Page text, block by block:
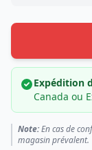
Expédition
Canada ou
Note:En cas de
magasin prévalent.